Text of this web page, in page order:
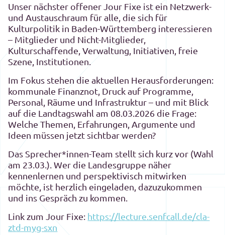
Unser nächster offener Jour Fixe ist ein Netzwerk-
und Austauschraum für alle, die sich für
Kulturpolitik in Baden-Württemberg interessieren
– Mitglieder und Nicht-Mitglieder,
Kulturschaffende, Verwaltung, Initiativen, freie
Szene, Institutionen.
Im Fokus stehen die aktuellen Herausforderungen:
kommunale Finanznot, Druck auf Programme,
Personal, Räume und Infrastruktur – und mit Blick
auf die Landtagswahl am 08.03.2026 die Frage:
Welche Themen, Erfahrungen, Argumente und
Ideen müssen jetzt sichtbar werden?
Das Sprecher*innen-Team stellt sich kurz vor (Wahl
am 23.03.). Wer die Landesgruppe näher
kennenlernen und perspektivisch mitwirken
möchte, ist herzlich eingeladen, dazuzukommen
und ins Gespräch zu kommen.
Link zum Jour Fixe: https://lecture.senfcall.de/cla-
ztd-myg-sxn